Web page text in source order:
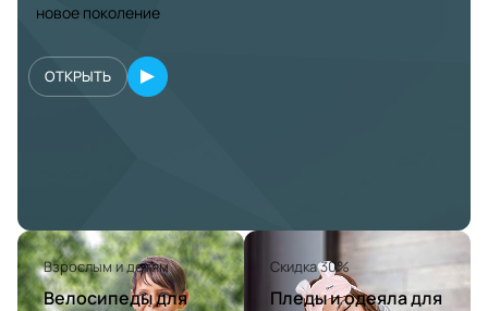
новое поколение
ОТКРЫТЬ
Взрослым и детям
Велосипеды для
Скидка 30%
Пледы и одеяла для